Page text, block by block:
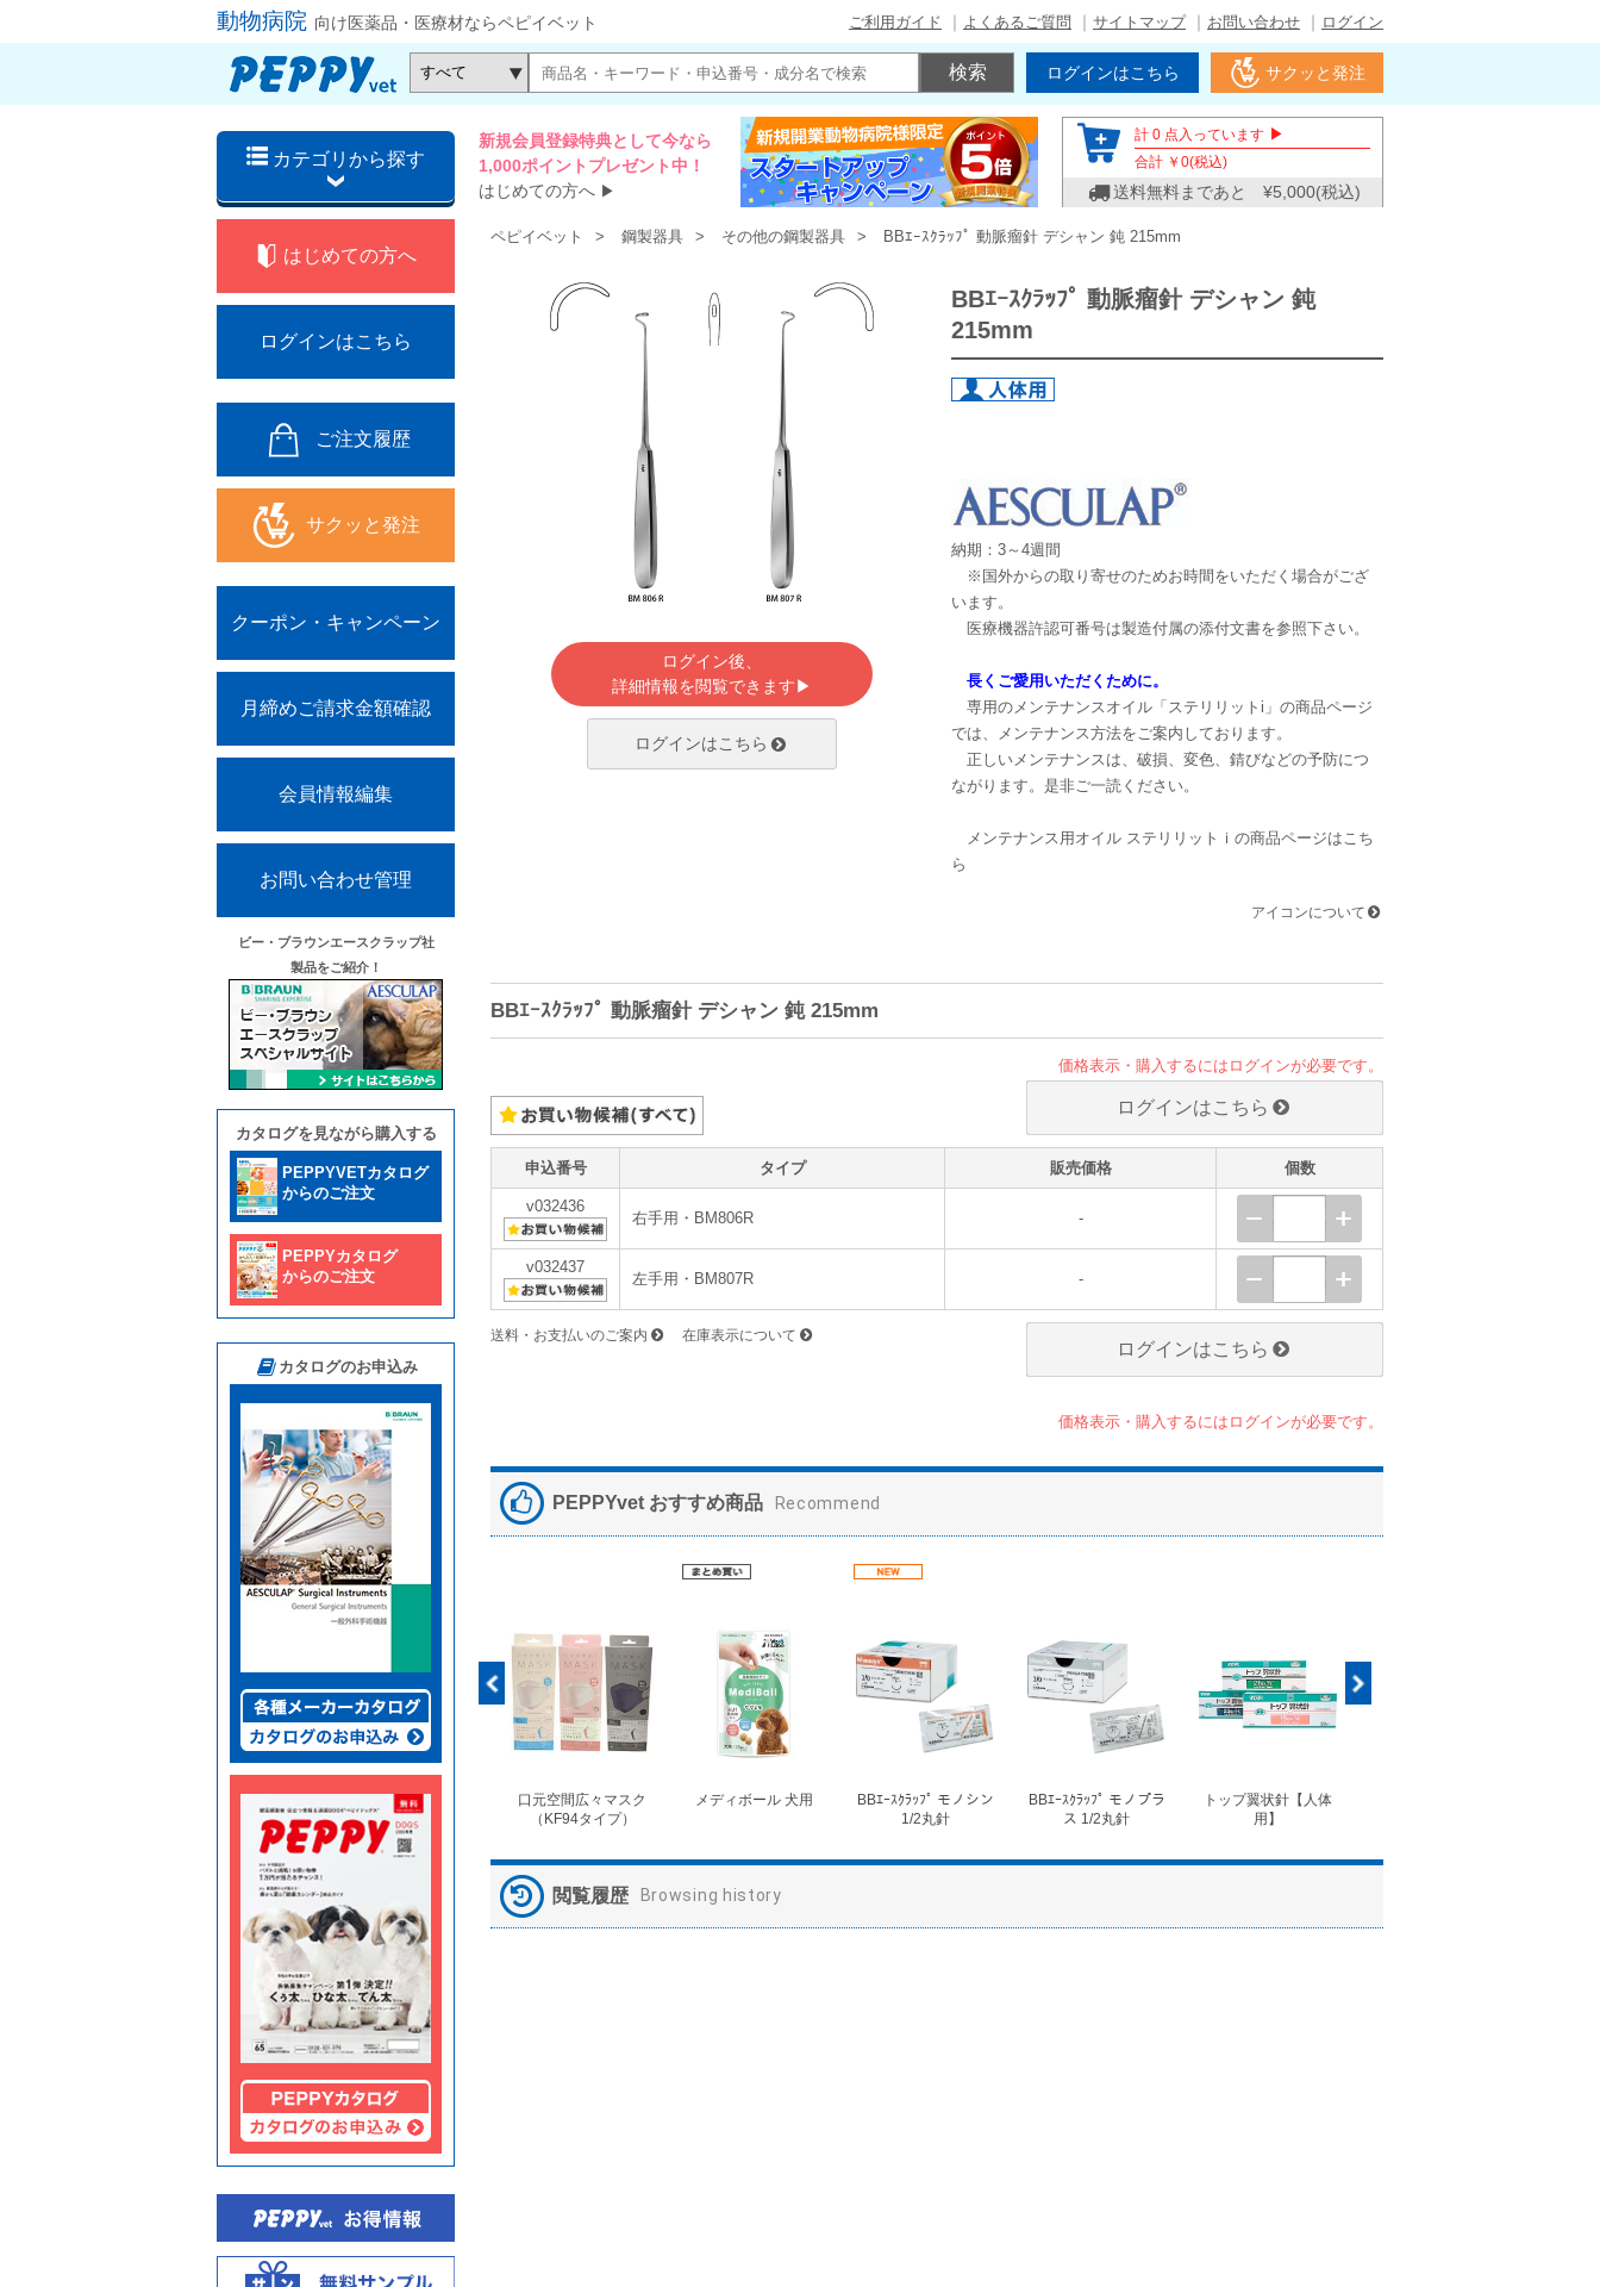
動物病院 向け医薬品・医療材ならペピイベット ご利用ガイド よくあるご質問 サイトマップ お問い合わせ ログイン
ログインはこちら サクッと発注
カテゴリから探す
新規会員登録特典として今なら
1,000ポイントプレゼント中！
はじめての方へ ▶
計 0 点入っています ▶
合計 ￥ 0(税込)
送料無料まであと ¥5,000(税込)
はじめての方へ
ログインはこちら
ご注文履歴
サクッと発注
クーポン・キャンペーン
月締めご請求金額確認
会員情報編集
お問い合わせ管理
ビー・ブラウンエースクラップ社
製品をご紹介！
カタログを見ながら購入する
PEPPYVETカタログ
からのご注文
PEPPYカタログ
からのご注文
カタログのお申込み
ペピイベット 鋼製器具 その他の鋼製器具 BBｴｰｽｸﾗｯﾌﾟ 動脈瘤針 デシャン 鈍 215mm
ログイン後、
詳細情報を閲覧できます▶
ログインはこちら
BBｴｰｽｸﾗｯﾌﾟ 動脈瘤針 デシャン 鈍
215mm
納期：3～4週間
※国外からの取り寄せのためお時間をいただく場合がござ
います。
医療機器許認可番号は製造付属の添付文書を参照下さい。
長くご愛用いただくために。
専用のメンテナンスオイル「ステリリットi」の商品ページ
では、メンテナンス方法をご案内しております。
正しいメンテナンスは、破損、変色、錆びなどの予防につ
ながります。是非ご一読ください。
メンテナンス用オイル ステリリットｉの商品ページはこち
ら
アイコンについて
BBｴｰｽｸﾗｯﾌﾟ 動脈瘤針 デシャン 鈍 215mm
価格表示・購入するにはログインが必要です。
ログインはこちら
申込番号 タイプ 販売価格 個数
v032436
右手用・BM806R -
v032437
左手用・BM807R -
送料・お支払いのご案内 在庫表示について
ログインはこちら
価格表示・購入するにはログインが必要です。
PEPPYvet おすすめ商品 Recommend
◆劇)ｲｿﾌﾙﾗﾝ吸入麻酔
液｢VTRS｣ ｳﾞｨｱﾄﾘｽ...
ペピイマジカルシーツ
（中厚型ペットシー
ツ）
口元空間広々マスク
（KF94タイプ）
メディボール 犬用
BBｴｰｽｸﾗｯﾌﾟ モノシン
1/2丸針
BBｴｰｽｸﾗｯﾌﾟ モノプラ
ス 1/2丸針
トップ翼状針【人体
用】
閲覧履歴 Browsing history